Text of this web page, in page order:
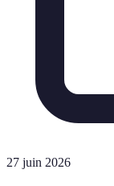
27 juin 2026